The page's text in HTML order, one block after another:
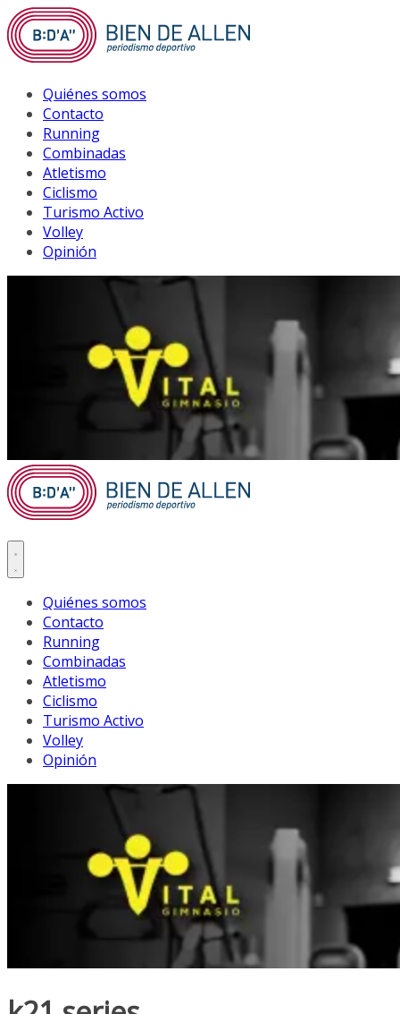
Saltar
al
contenido
Quiénes somos
Contacto
Running
Combinadas
Atletismo
Ciclismo
Turismo Activo
Volley
Opinión
Quiénes somos
Contacto
Running
Combinadas
Atletismo
Ciclismo
Turismo Activo
Volley
Opinión